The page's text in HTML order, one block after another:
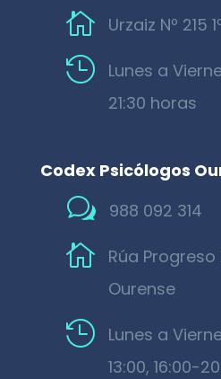
 Urzaiz Nº 215

Lunes a
21:30 horas
Codex Psicólogos
w 988 092 314

Rúa Progreso
Ourense

Lunes a
13:00, 16:00-